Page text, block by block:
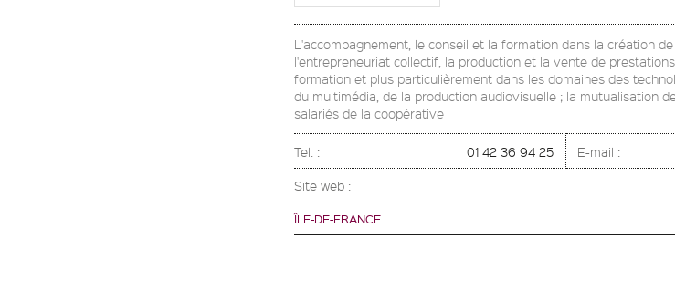
L'accompagnement, le conseil et la formation dans la création
l'entrepreneuriat collectif, la production et la vente de
formation et plus particulièrement dans les domaines des
du multimédia, de la production audiovisuelle ; la mutualisation
salariés de la coopérative
Tel. : 01 42 36 94 25 E-mail :
Site web :
ÎLE-DE-FRANCE